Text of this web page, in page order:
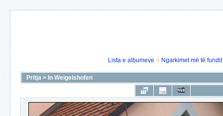
Lista e albumeve Ngarkimet më të fundit
Pritja > In Weigelshofen